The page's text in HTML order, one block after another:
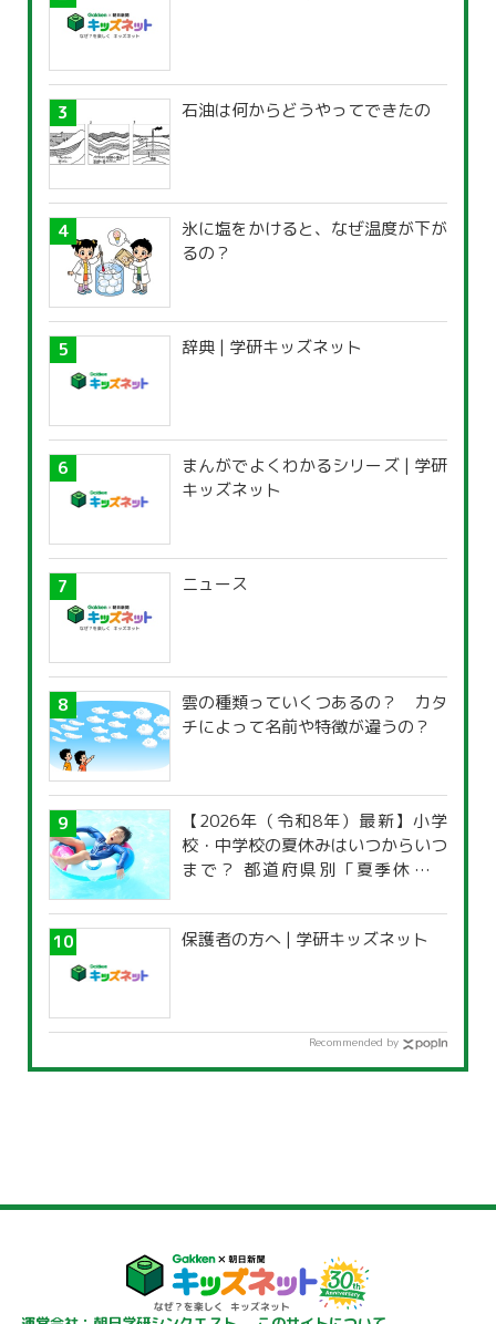
石油は何からどうやってできたの
氷に塩をかけると、なぜ温度が下が
るの？
辞典 | 学研キッズネット
まんがでよくわかるシリーズ | 学研
キッズネット
ニュース
雲の種類っていくつあるの？ カタ
チによって名前や特徴が違うの？
【2026年（令和8年）最新】小学
校・中学校の夏休みはいつからいつ
まで？ 都道府県別「夏季休暇一
保護者の方へ | 学研キッズネット
Recommended by